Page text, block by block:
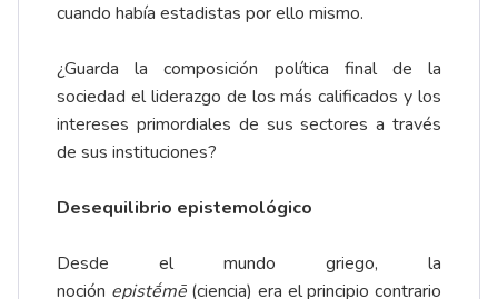
cuando había estadistas por ello mismo.
¿Guarda la composición política final de la
sociedad el liderazgo de los más calificados y los
intereses primordiales de sus sectores a través
de sus instituciones?
Desequilibrio epistemológico
Desde el mundo griego, la
noción epistḗmē(ciencia) era el principio contrario